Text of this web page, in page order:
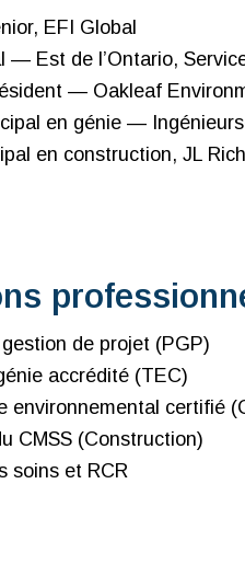
EFI Global
— Est de l’Ontario,
— Oakleaf
en génie —
en construction, JL
de projet (PGP)
accrédité (TEC)
environnemental certifié
CMSS (Construction)
soins et RCR